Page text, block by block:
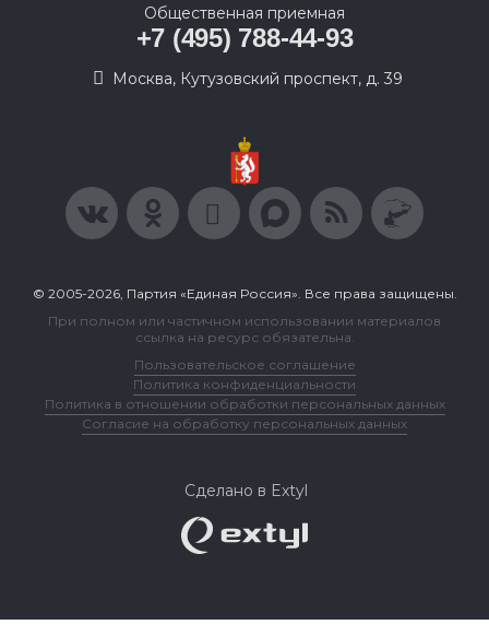
Общественная приемная
+7 (495) 788-44-93
Москва, Кутузовский проспект, д. 39
© 2005-2026, Партия «Единая Россия». Все права защищены.
При полном или частичном использовании материалов
ссылка на ресурс обязательна.
Пользовательское соглашение
Политика конфиденциальности
Политика в отношении обработки персональных данных
Согласие на обработку персональных данных
Сделано в Extyl